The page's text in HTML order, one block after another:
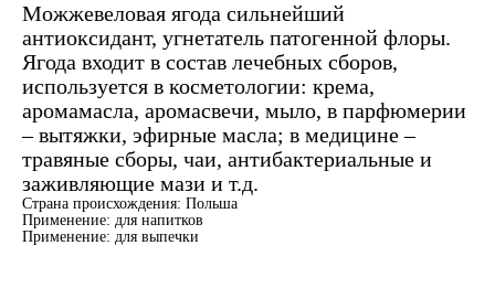
Можжевеловая ягода сильнейший
антиоксидант, угнетатель патогенной флоры.
Ягода входит в состав лечебных сборов,
используется в косметологии: крема,
аромамасла, аромасвечи, мыло, в парфюмерии
– вытяжки, эфирные масла; в медицине –
травяные сборы, чаи, антибактериальные и
заживляющие мази и т.д.
Страна происхождения: Польша
Применение: для напитков
Применение: для выпечки